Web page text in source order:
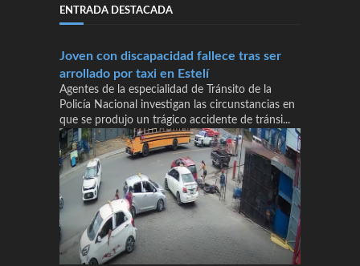
ENTRADA DESTACADA
Joven con discapacidad fallece tras ser
arrollado por taxi en Estelí
Agentes de la especialidad de Tránsito de la
Policía Nacional investigan las circunstancias en
que se produjo un trágico accidente de tránsi...